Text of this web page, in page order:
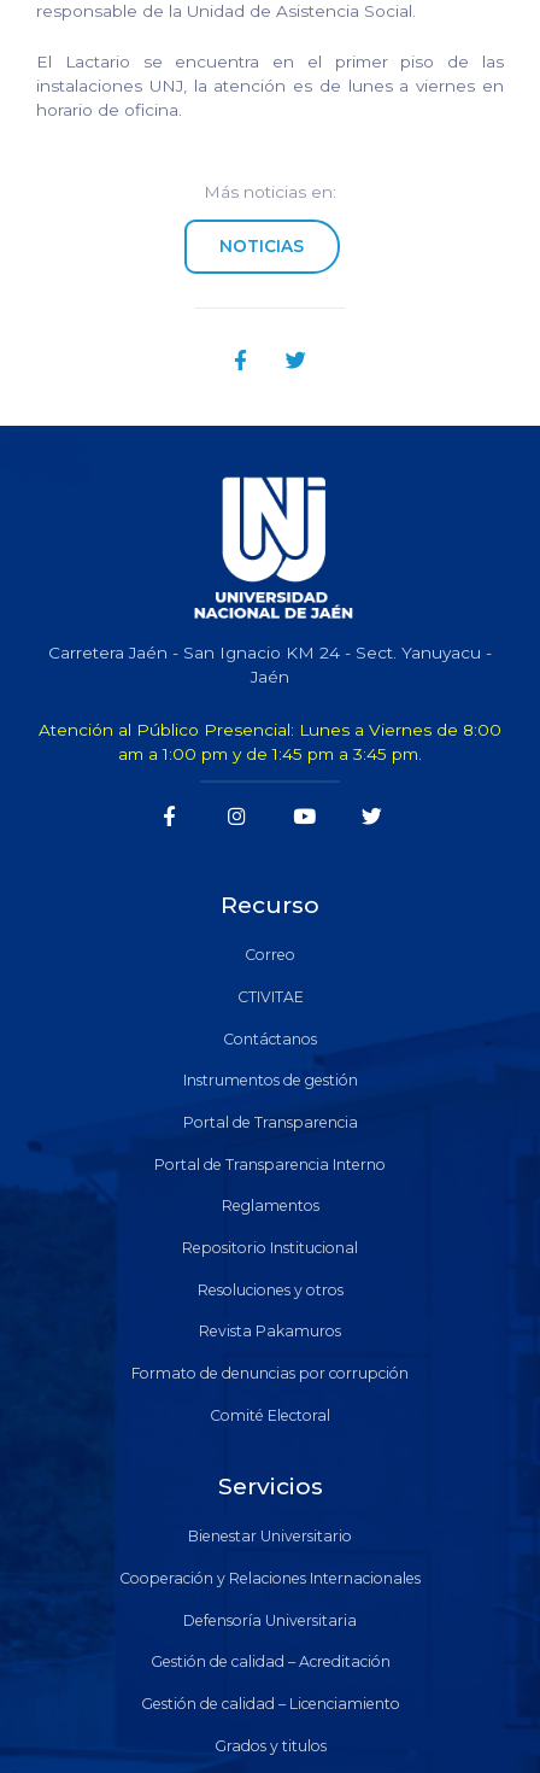
responsable de la Unidad de Asistencia Social.
El Lactario se encuentra en el primer piso de las
instalaciones UNJ, la atención es de lunes a viernes en
horario de oficina.
Más noticias en:
NOTICIAS
Carretera Jaén - San Ignacio KM 24 - Sect. Yanuyacu -
Jaén
Atención al Público Presencial: Lunes a Viernes de 8:00
am a 1:00 pm y de 1:45 pm a 3:45 pm.
Recurso
Correo
CTIVITAE
Contáctanos
Instrumentos de gestión
Portal de Transparencia
Portal de Transparencia Interno
Reglamentos
Repositorio Institucional
Resoluciones y otros
Revista Pakamuros
Formato de denuncias por corrupción
Comité Electoral
Servicios
Bienestar Universitario
Cooperación y Relaciones Internacionales
Defensoría Universitaria
Gestión de calidad – Acreditación
Gestión de calidad – Licenciamiento
Grados y titulos